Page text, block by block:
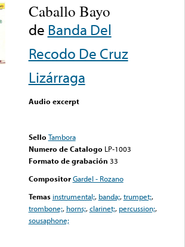
Caballo Bayo
de Banda Del
Recodo De Cruz
Lizárraga
Audio excerpt
Sello Tambora
Numero de Catalogo LP-1003
Formato de grabación 33
Compositor Gardel - Rozano
Temas instrumental;, banda;,trumpet;,
trombone;, horns;,clarinet;, percussion;,
sousaphone;